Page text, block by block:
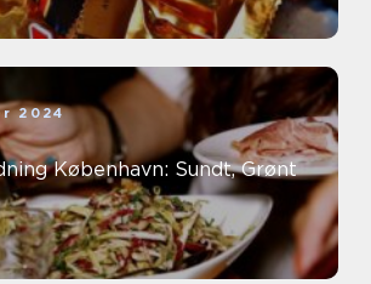
2024
København: Sundt, Grønt